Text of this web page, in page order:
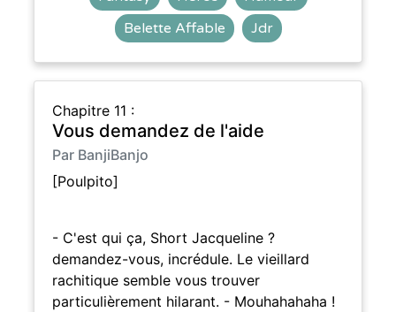
Belette Affable
Jdr
Chapitre 11 :
Vous demandez de l'aide
Par BanjiBanjo
[Poulpito]
- C'est qui ça, Short Jacqueline ?
demandez-vous, incrédule. Le vieillard
rachitique semble vous trouver
particulièrement hilarant. - Mouhahahaha !